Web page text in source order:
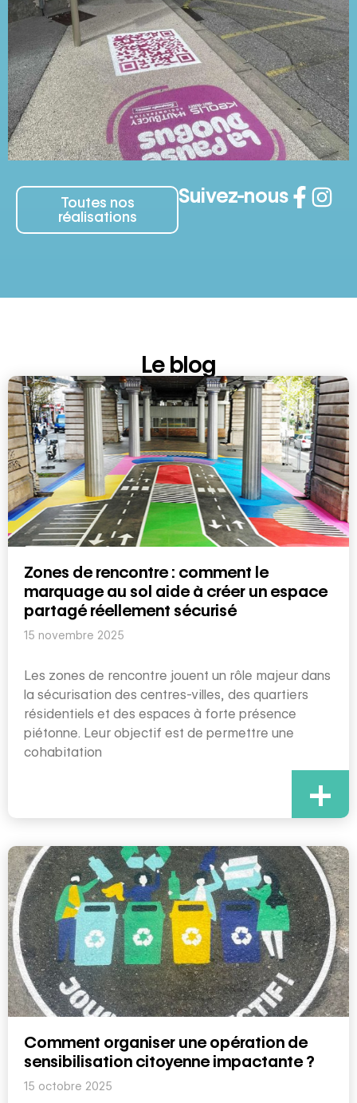
Toutes nos
réalisations
Suivez-nous
Le blog
Zones de rencontre : comment le
marquage au sol aide à créer un espace
partagé réellement sécurisé
15 novembre 2025
Les zones de rencontre jouent un rôle majeur dans
la sécurisation des centres-villes, des quartiers
résidentiels et des espaces à forte présence
piétonne. Leur objectif est de permettre une
cohabitation
+
Comment organiser une opération de
sensibilisation citoyenne impactante ?
15 octobre 2025